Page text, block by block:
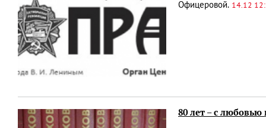
Офицеровой. 14.12
80 лет – с любовью